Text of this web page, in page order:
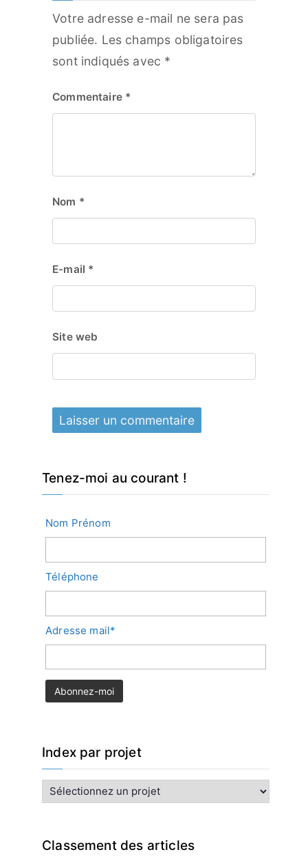
Votre adresse e-mail ne sera pas
publiée. Les champs obligatoires
sont indiqués avec *
Commentaire *
Nom *
E-mail *
Site web
Tenez-moi au courant !
Nom Prénom
Téléphone
Adresse mail*
Index par projet
n
x
Classement des articles